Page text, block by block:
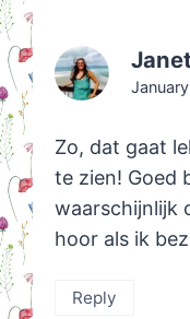
Zo, dat gaat
te zien! Goed
waarschijnlijk
hoor als ik
Reply